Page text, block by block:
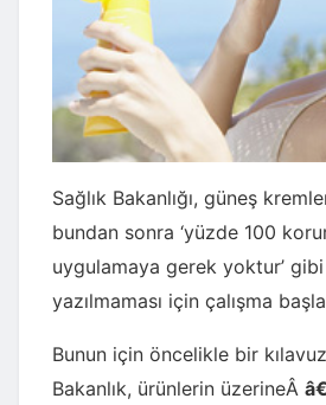
Sağlık Bakanlığı, güneş
bundan sonra ‘yüzde 100
uygulamaya gerek yoktur’
yazılmaması için çalışma
Bunun için öncelikle bir
Bakanlık, ürünlerin üzerineÂ